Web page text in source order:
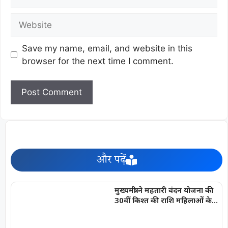
Save my name, email, and website in this
browser for the next time I comment.
और पढ़ें
मुख्यमंत्री ने महतारी वंदन योजना की
30वीं किश्त की राशि महिलाओं के